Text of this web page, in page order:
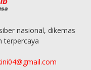
nasional, dikemas
terpercaya